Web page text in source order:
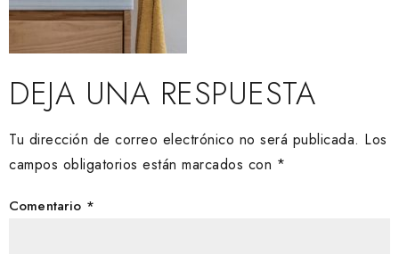
DEJA UNA RESPUESTA
Tu dirección de correo electrónico no será publicada. Los
campos obligatorios están marcados con *
Comentario *